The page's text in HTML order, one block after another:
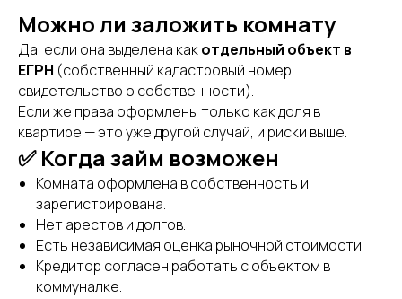
Можно ли заложить комнату
Да, если она выделена какотдельный объект в
ЕГРН (собственный кадастровый номер,
свидетельство о собственности).
Если же права оформлены только как доля в
квартире — это уже другой случай, и риски выше.
✅ Когда займ возможен
Комната оформлена в собственность и
зарегистрирована.
Нет арестов и долгов.
Есть независимая оценка рыночной стоимости.
Кредитор согласен работать с объектом в
коммуналке.